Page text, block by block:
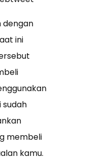
dengan
ini
sudah
membeli
kamu.